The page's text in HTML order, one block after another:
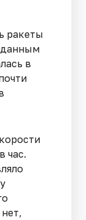
ракеты
данным
в
час.